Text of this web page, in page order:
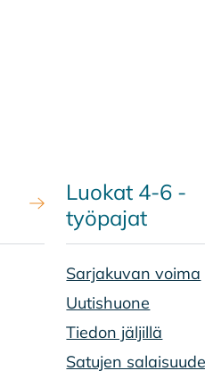
Luokat 4-6 -
työpajat
Sarjakuvan voima
Uutishuone
Tiedon jäljillä
Satujen